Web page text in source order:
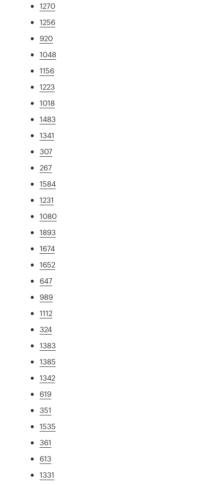
1270
1256
920
1048
1156
1223
1018
1483
1341
307
267
1584
1231
1080
1893
1674
1652
647
989
1112
324
1383
1385
1342
619
351
1535
361
613
1331